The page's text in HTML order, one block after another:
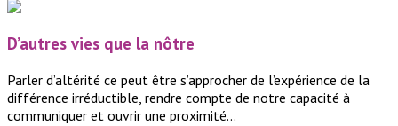
D’autres vies que la nôtre
Parler d’altérité ce peut être s’approcher de l’expérience de la
différence irréductible, rendre compte de notre capacité à
communiquer et ouvrir une proximité...